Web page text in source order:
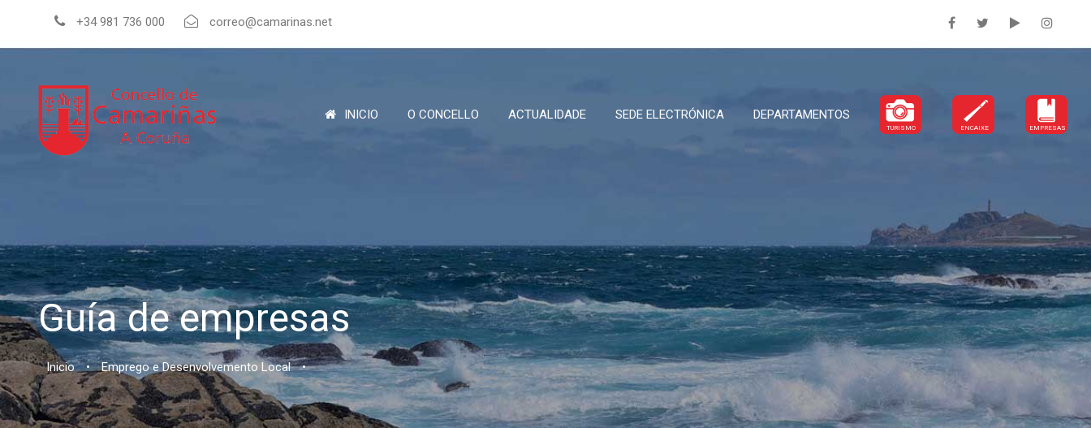
+34 981 736 000 correo@camarinas.net
INICIO O CONCELLO ACTUALIDADE SEDE ELECTRÓNICA DEPARTAMENTOS
TURISMO ENCAIXE EMPRESAS
Guía de empresas
Inicio • Emprego e Desenvolvemento Local •